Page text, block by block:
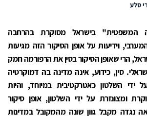
סלע
המשפטית" בישראל מסוקרת בהרחבה
וידיעות על אופן הסיקור הזה מגיעות
הרי שאופן הסיקור בסין את הרפורמה חמק
סין, כידוע, אינה מדינה בה דמוקרטיה
ידי השלטון כאטרקטיבית במיוחד, והיות
ומצונזרת על ידי השלטון, אופן סיקור
נגדה מקבל גוון שונה מהמקובל במדינות